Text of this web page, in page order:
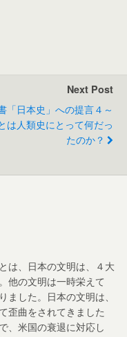
Next Post
「日本史」への提言４～
は人類史にとって何だっ
たのか？
は、日本の文明は、４大
他の文明は一時栄えて
ました。日本の文明は、
歪曲をされてきました
、米国の衰退に対応し